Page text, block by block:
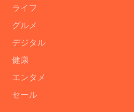
ライフ
グルメ
デジタル
健康
エンタメ
セール